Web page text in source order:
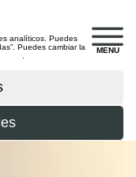
MENU
analíticos. Puedes
Puedes cambiar la